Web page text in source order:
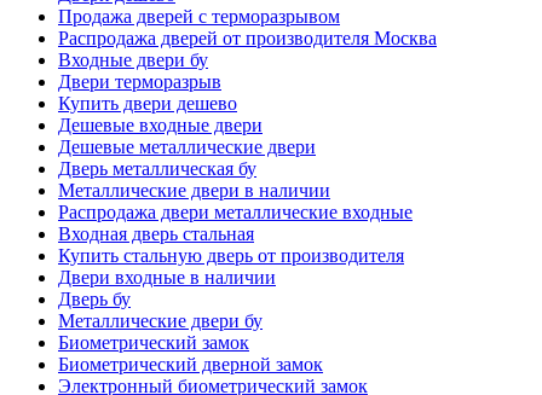
Продажа дверей с терморазрывом
Распродажа дверей от производителя Москва
Входные двери бу
Двери терморазрыв
Купить двери дешево
Дешевые входные двери
Дешевые металлические двери
Дверь металлическая бу
Металлические двери в наличии
Распродажа двери металлические входные
Входная дверь стальная
Купить стальную дверь от производителя
Двери входные в наличии
Дверь бу
Металлические двери бу
Биометрический замок
Биометрический дверной замок
Электронный биометрический замок